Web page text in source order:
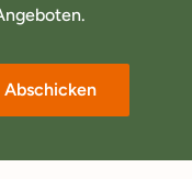
Abschicken